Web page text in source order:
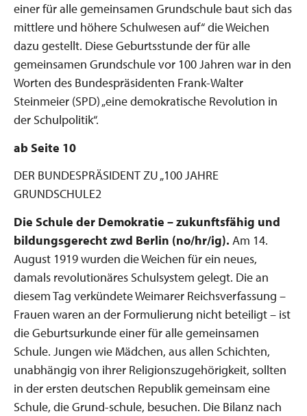
einer für alle gemeinsamen Grundschule baut sich das
mittlere und höhere Schulwesen auf“ die Weichen
dazu gestellt. Diese Geburtsstunde der für alle
gemeinsamen Grundschule vor 100 Jahren war in den
Worten des Bundespräsidenten Frank-Walter
Steinmeier (SPD) „eine demokratische Revolution in
der Schulpolitik“.
ab Seite 10
DER BUNDESPRÄSIDENT ZU „100 JAHRE
GRUNDSCHULE2
Die Schule der Demokratie – zukunftsfähig und
bildungsgerechtzwd Berlin (no/hr/ig). Am 14.
August 1919 wurden die Weichen für ein neues,
damals revolutionäres Schulsystem gelegt. Die an
diesem Tag verkündete Weimarer Reichsverfassung –
Frauen waren an der Formulierung nicht beteiligt – ist
die Geburtsurkunde einer für alle gemeinsamen
Schule. Jungen wie Mädchen, aus allen Schichten,
unabhängig von ihrer Religionszugehörigkeit, sollten
in der ersten deutschen Republik gemeinsam eine
Schule, die Grund-schule, besuchen. Die Bilanz nach